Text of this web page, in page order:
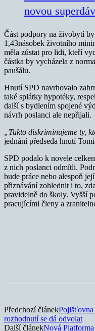
novou
Část podpory na živobytí
1,43násobek životního
měla zůstat pro lidi, kteří
částka by vycházela z
paušálu.
Hnutí SPD navrhovalo
také splátky hypotéky,
další s bydlením spojené
návrh poslanci ale nepřijali.
„Takto diskriminujeme ty,
jednání předseda hnutí
SPD podalo k novele
z nich poslanci odmítli.
bude práce nebo alespoň
přiznávání zohlednit i to,
pravidelně do školy. Vyšší
pracujícími členy a
Předchozí článekPojišťovna
rozhodnutí se dá odvolat
Další článekNová